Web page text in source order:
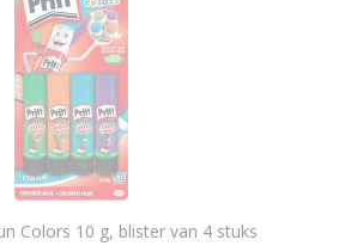
Colors 10 g, blister van 4 stuks